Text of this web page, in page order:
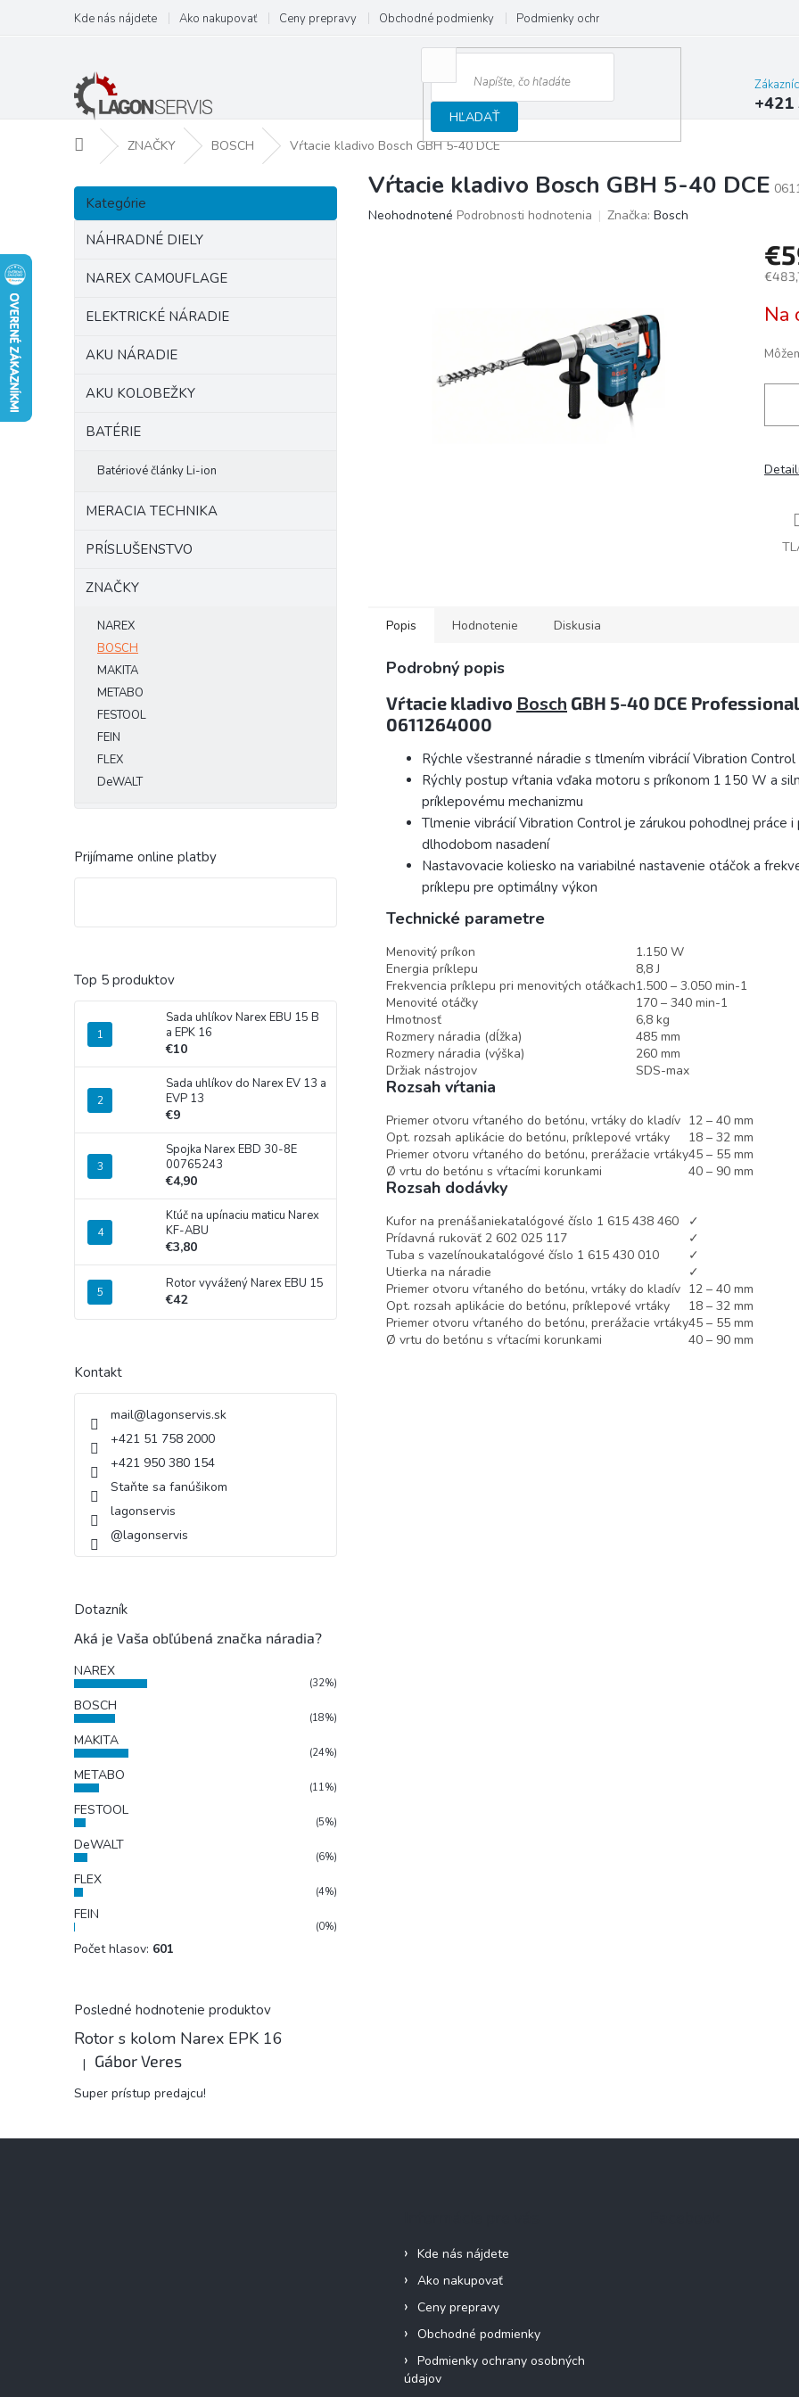
obsah
Kde nás nájdete Ako nakupovať Ceny prepravy Obchodné podmienky Podmienky ochrany osobných údajov
HĽADAŤ
+421
DomovZNAČKY BOSCH Vŕtacie kladivo Bosch GBH 5-40 DCE
B
č
Preskočiť
kategórie
Kategórie
NÁHRADNÉ DIELY
NAREX CAMOUFLAGE
ELEKTRICKÉ NÁRADIE
AKU NÁRADIE
AKU KOLOBEŽKY
BATÉRIE
Batériové články Li-ion
MERACIA TECHNIKA
PRÍSLUŠENSTVO
ZNAČKY
NAREX
BOSCH
MAKITA
METABO
FESTOOL
FEIN
FLEX
DeWALT
Prijímame online platby
Top 5 produktov
Sada uhlíkov Narex EBU 15 B
a EPK 16
€10
Sada uhlíkov do Narex EV 13 a
EVP 13
€9
Spojka Narex EBD 30-8E
00765243
€4,90
Kľúč na upínaciu maticu Narex
KF-ABU
€3,80
Rotor vyvážený Narex EBU 15
€42
Kontakt
mail@lagonservis.sk
+421 51 758 2000
+421 950 380 154
Staňte sa fanúšikom
lagonservis
@lagonservis
Dotazník
Aká je Vaša obľúbená značka náradia?
NAREX
(32%)
BOSCH
(18%)
MAKITA
(24%)
METABO
(11%)
FESTOOL
(5%)
DeWALT
(6%)
FLEX
(4%)
FEIN
(0%)
Počet hlasov: 601
Posledné hodnotenie produktov
Rotor s kolom Narex EPK 16
Hodnotenie produktu je 5 z 5 hviezdičiek.
| Gábor Veres
Super prístup predajcu!
Vŕtacie kladivo Bosch GBH 5-40 DCE
Priemerné
Neohodnotené Podrobnosti hodnotenia Značka: Bosch
cena:
Na
Popis Hodnotenie Diskusia
Podrobný popis
Vŕtacie kladivo Bosch GBH 5-40 DCE
0611264000
Rýchle všestranné náradie s tlmením vibrácií Vibration Control
Rýchly postup vŕtania vďaka motoru s príkonom 1 150 W a
príklepovému mechanizmu
Tlmenie vibrácií Vibration Control je zárukou pohodlnej práce i
dlhodobom nasadení
Nastavovacie koliesko na variabilné nastavenie otáčok a
príklepu pre optimálny výkon
Technické parametre
Menovitý príkon
1.150 W
Energia príklepu
8,8 J
Frekvencia príklepu pri menovitých otáčkach1.500 – 3.050 min-1
Menovité otáčky
170 – 340 min-1
Hmotnosť
6,8 kg
Rozmery náradia (dĺžka)
485 mm
Rozmery náradia (výška)
260 mm
Držiak nástrojov
SDS-max
Rozsah vŕtania
Priemer otvoru vŕtaného do betónu, vrtáky do kladív 12 – 40 mm
Opt. rozsah aplikácie do betónu, príklepové vrtáky
18 – 32 mm
Priemer otvoru vŕtaného do betónu, prerážacie vrtáky45 – 55 mm
Ø vrtu do betónu s vŕtacími korunkami
40 – 90 mm
Rozsah dodávky
Kufor na prenášaniekatalógové číslo 1 615 438 460
✓
Prídavná rukoväť 2 602 025 117
✓
Tuba s vazelínoukatalógové číslo 1 615 430 010
✓
Utierka na náradie
✓
Priemer otvoru vŕtaného do betónu, vrtáky do kladív 12 – 40 mm
Opt. rozsah aplikácie do betónu, príklepové vrtáky
18 – 32 mm
Priemer otvoru vŕtaného do betónu, prerážacie vrtáky45 – 55 mm
Ø vrtu do betónu s vŕtacími korunkami
40 – 90 mm
Kde nás nájdete
Ako nakupovať
Ceny prepravy
Obchodné podmienky
Podmienky ochrany osobných
údajov